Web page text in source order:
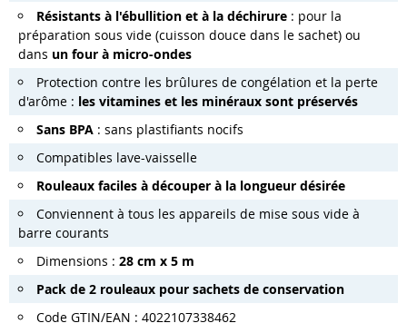
Résistants à l'ébullition et à la déchirure : pour la
préparation sous vide (cuisson douce dans le sachet) ou
dans un four à micro-ondes
Protection contre les brûlures de congélation et la perte
d'arôme : les vitamines et les minéraux sont préservés
Sans BPA : sans plastifiants nocifs
Compatibles lave-vaisselle
Rouleaux faciles à découper à la longueur désirée
Conviennent à tous les appareils de mise sous vide à
barre courants
Dimensions : 28 cm x 5 m
Pack de 2 rouleaux pour sachets de conservation
Code GTIN/EAN : 4022107338462